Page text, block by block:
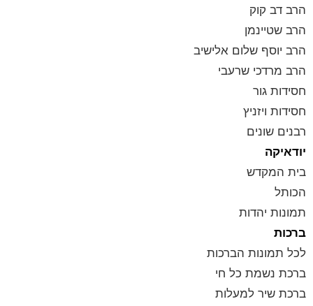
הרב דב קוק
הרב שטיינמן
הרב יוסף שלום אלישיב
הרב מרדכי שרעבי
חסידות גור
חסידות ויזניץ
רבנים שונים
יודאיקה
בית המקדש
הכותל
תמונות יהדות
ברכות
לכל תמונות הברכות
ברכת נשמת כל חי
ברכת שיר למעלות